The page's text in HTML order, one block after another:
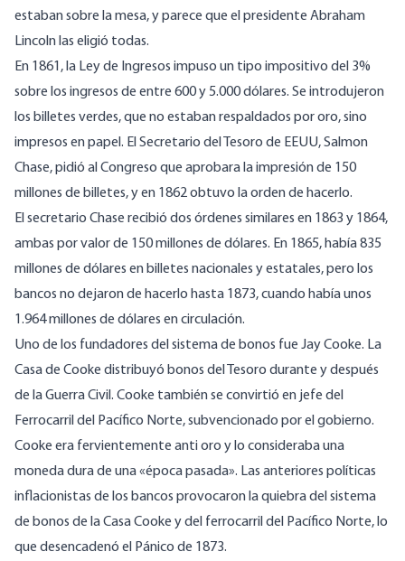
estaban sobre la mesa, y parece que el presidente Abraham
Lincoln las eligió todas.
En 1861, la Ley de Ingresos impuso un tipo impositivo del 3%
sobre los ingresos de entre 600 y 5.000 dólares. Se introdujeron
los billetes verdes, que no estaban respaldados por oro, sino
impresos en papel. El Secretario del Tesoro de EEUU, Salmon
Chase, pidió al Congreso que aprobara la impresión de 150
millones de billetes, y en 1862 obtuvo la orden de hacerlo.
El secretario Chase recibió dos órdenes similares en 1863 y 1864,
ambas por valor de 150 millones de dólares. En 1865, había 835
millones de dólares en billetes nacionales y estatales, pero los
bancos no dejaron de hacerlo hasta 1873, cuando había unos
1.964 millones de dólares en circulación.
Uno de los fundadores del sistema de bonos fue Jay Cooke. La
Casa de Cooke distribuyó bonos del Tesoro durante y después
de la Guerra Civil. Cooke también se convirtió en jefe del
Ferrocarril del Pacífico Norte, subvencionado por el gobierno.
Cooke era fervientemente anti oro y lo consideraba una
moneda dura de una «época pasada». Las anteriores políticas
inflacionistas de los bancos provocaron la quiebra del sistema
de bonos de la Casa Cooke y del ferrocarril del Pacífico Norte, lo
que desencadenó el Pánico de 1873.